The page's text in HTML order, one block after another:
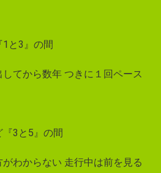
と3』の間
てから数年 つきに１回ペース
3と5』の間
わからない 走行中は前を見る